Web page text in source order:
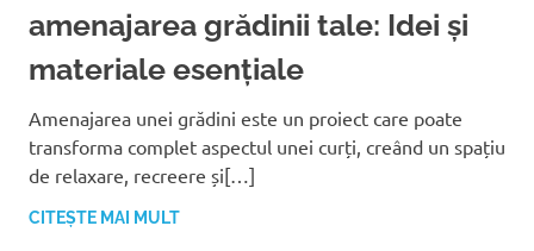
amenajarea grădinii tale: Idei și
materiale esențiale
Amenajarea unei grădini este un proiect care poate
transforma complet aspectul unei curți, creând un spațiu
de relaxare, recreere și[…]
CITEȘTE MAI MULT